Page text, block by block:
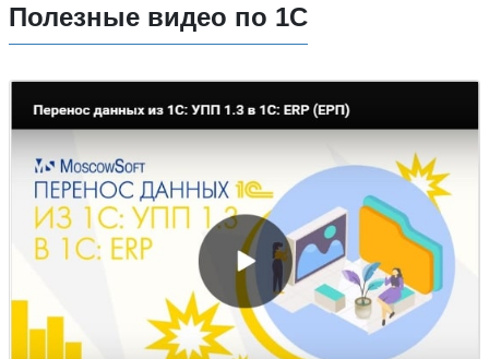
Полезные видео по 1С